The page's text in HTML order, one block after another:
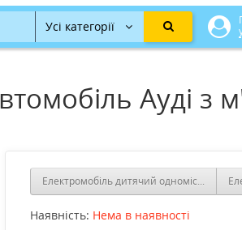
Усі категорії
Ауді з
Електромобіль дитячий одномісний
Наявність: Нема в наявності